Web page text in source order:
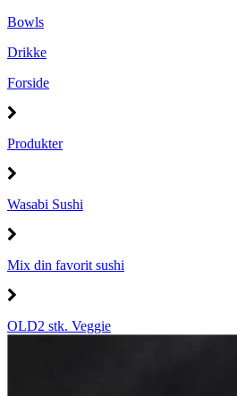
Bowls
Drikke
Forside
Produkter
Wasabi Sushi
Mix din favorit sushi
OLD2 stk. Veggie